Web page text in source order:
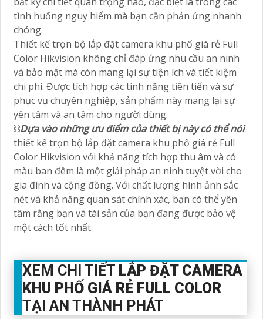
tình huống nguy hiểm mà bạn cần phản ứng nhanh
chóng.
Thiết kế trọn bộ lắp đặt camera khu phố giá rẻ Full
Color Hikvision không chỉ đáp ứng nhu cầu an ninh
và bảo mật mà còn mang lại sự tiện ích và tiết kiệm
chi phí. Được tích hợp các tính năng tiên tiến và sự
phục vụ chuyên nghiệp, sản phẩm này mang lại sự
yên tâm và an tâm cho người dùng.
⛓Dựa vào những ưu điểm của thiết bị này có thể nói
thiết kế trọn bộ lắp đặt camera khu phố giá rẻ Full
Color Hikvision với khả năng tích hợp thu âm và có
màu ban đêm là một giải pháp an ninh tuyệt vời cho
gia đình và cộng đồng. Với chất lượng hình ảnh sắc
nét và khả năng quan sát chính xác, bạn có thể yên
tâm rằng bạn và tài sản của bạn đang được bảo vệ
một cách tốt nhất.
XEM CHI TIẾT LẮP ĐẶT CAMERA
KHU PHỐ GIÁ RẺ FULL COLOR
TẠI AN THÀNH PHÁT